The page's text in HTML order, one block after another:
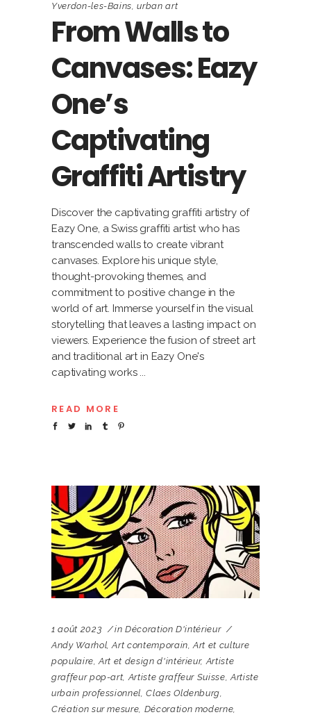
Yverdon-les-Bains,urban art
From Walls to
Canvases: Eazy
One’s
Captivating
Graffiti Artistry
Discover the captivating graffiti artistry of
Eazy One, a Swiss graffiti artist who has
transcended walls to create vibrant
canvases. Explore his unique style,
thought-provoking themes, and
commitment to positive change in the
world of art. Immerse yourself in the visual
storytelling that leaves a lasting impact on
viewers. Experience the fusion of street art
and traditional art in Eazy One's
captivating works
READ MORE
1 août 2023 in Décoration D'intérieur
Andy Warhol ,Art contemporain ,Art et culture
populaire ,Art et design d'intérieur, Artiste
graffeur pop-art Artiste graffeur Suisse Artiste
urbain professionnel ,Claes Oldenburg
Création sur mesure Décoration moderne